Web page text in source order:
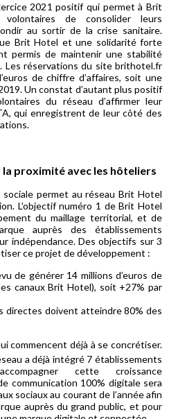
2021 positif qui permet à Brit
de consolider leurs
au sortir de la crise sanitaire.
Brit Hotel et une solidarité forte
permis de maintenir une stabilité
Les réservations du site brithotel.fr
de chiffre d’affaires, soit une
Un constat d’autant plus positif
du réseau d’affirmer leur
qui enregistrent de leur côté des
proximité avec les hôteliers
permet au réseau Brit Hotel
L’objectif numéro 1 de Brit Hotel
du maillage territorial, et de
auprès des établissements
indépendance. Des objectifs sur 3
ce projet de développement :
de générer 14 millions d’euros de
canaux Brit Hotel), soit +27% par
directes doivent atteindre 80% des
commencent déjà à se concrétiser.
a déjà intégré 7 établissements
cette croissance
communication 100% digitale sera
sociaux au courant de l’année afin
auprès du grand public, et pour